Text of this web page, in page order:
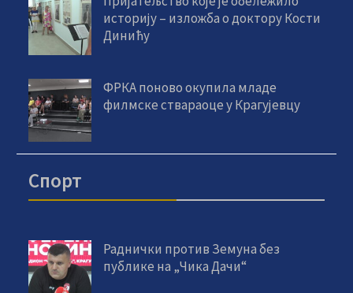
историју – изложба о доктору Кости
Динићу
ФРКА поново окупила младе
филмске ствараоце у Крагујевцу
Спорт
Раднички против Земуна без
публике на „Чика Дачи“